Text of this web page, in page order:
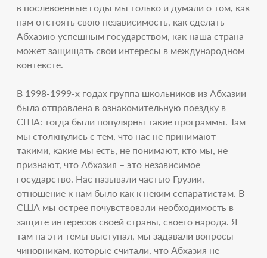
в послевоенные годы мы только и думали о том, как
нам отстоять свою независимость, как сделать
Абхазию успешным государством, как наша страна
может защищать свои интересы в международном
контексте.
В 1998-1999-х годах группа школьников из Абхазии
была отправлена в ознакомительную поездку в
США: тогда были популярны такие программы. Там
мы столкнулись с тем, что нас не принимают
такими, какие мы есть, не понимают, кто мы, не
признают, что Абхазия – это независимое
государство. Нас называли частью Грузии,
отношение к нам было как к неким сепаратистам. В
США мы острее почувствовали необходимость в
защите интересов своей страны, своего народа. Я
там на эти темы выступал, мы задавали вопросы
чиновникам, которые считали, что Абхазия не